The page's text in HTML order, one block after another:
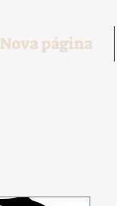
Nova página